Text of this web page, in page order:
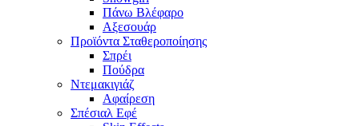
Πάνω Βλέφαρο
Αξεσουάρ
Προϊόντα Σταθεροποίησης
Σπρέι
Πούδρα
Ντεμακιγιάζ
Αφαίρεση
Σπέσιαλ Εφέ